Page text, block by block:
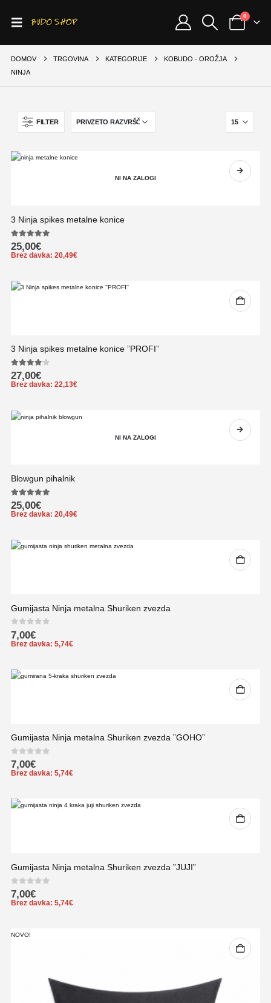
0
DOMOV TRGOVINA KATEGORIJE
KOBUDO - OROŽJA
NINJA
FILTER
NI NA ZALOGI
3 Ninja spikes metalne konice
5.00out of 5
25,00€
Brez davka: 20,49€
3 Ninja spikes metalne konice ”PROFI”
4.00out of 5
27,00€
Brez davka: 22,13€
NI NA ZALOGI
Blowgun pihalnik
5.00out of 5
25,00€
Brez davka: 20,49€
Gumijasta Ninja metalna Shuriken zvezda
0out of 5
7,00€
Brez davka: 5,74€
Gumijasta Ninja metalna Shuriken zvezda ”GOHO”
0out of 5
7,00€
Brez davka: 5,74€
Gumijasta Ninja metalna Shuriken zvezda ”JUJI”
0out of 5
7,00€
Brez davka: 5,74€
NOVO!